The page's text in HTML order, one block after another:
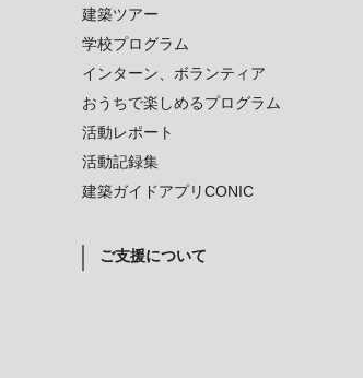
建築ツアー
学校プログラム
インターン、ボランティア
おうちで楽しめるプログラム
活動レポート
活動記録集
建築ガイドアプリCONIC
ご支援について